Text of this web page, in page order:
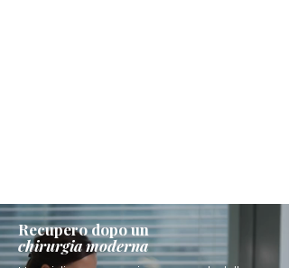
Recupero dopo un
chirurgia moderna